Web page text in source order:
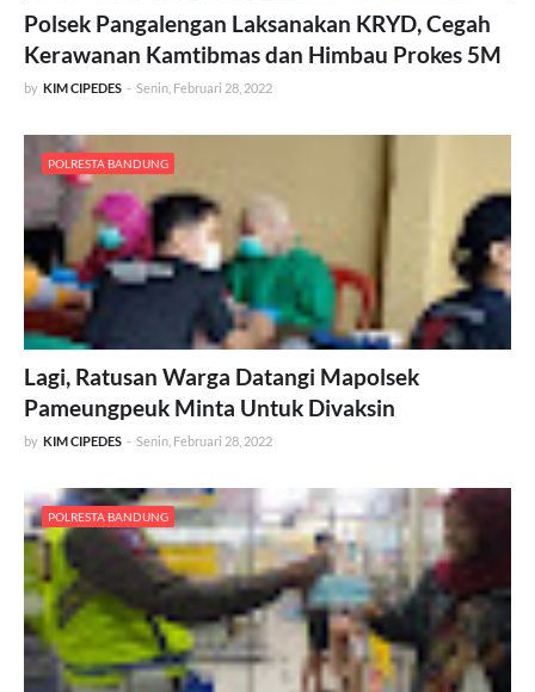
Polsek Pangalengan Laksanakan KRYD, Cegah
Kerawanan Kamtibmas dan Himbau Prokes 5M
by KIM CIPEDES - Senin, Februari 28, 2022
POLRESTA BANDUNG
Lagi, Ratusan Warga Datangi Mapolsek
Pameungpeuk Minta Untuk Divaksin
by KIM CIPEDES - Senin, Februari 28, 2022
POLRESTA BANDUNG